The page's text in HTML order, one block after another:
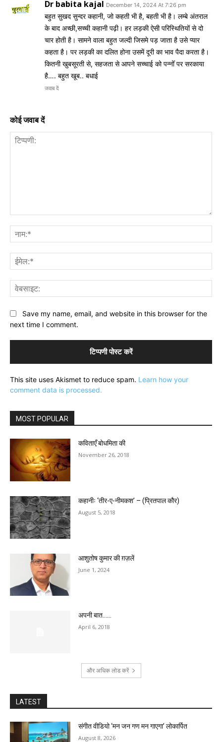
Dr babita kajal December 14, 2024 At 7:26 pm
बहुत सुखद सुन्दर कहानी, जो कहती भी है, बहती भी है। लम्बे अंतराल
के बाद अच्छी,सच्ची कहानी पढ़ी। हर लड़की ऐसी परिस्थितियों से दो
चार होती है। सामने वाला बहुत जल्दी जिसमे पड़ जाता है उसे प्यार
कहता है। पर लड़की का दलित होना उसमें दूरी का भाव पैदा करता है।
कितनी खुबसूरती से, सहजता से आपने सच्चाई को पन्नोँ पर सरकाया
है…. बहुत खूब.. बधाई
जवाब दें
कोई जवाब दें
Save my name, email, and website in this browser for the
next time I comment.
This site uses Akismet to reduce spam. Learn how your
comment data is processed.
MOST POPULAR
कविताएँ बोधमिता की
November 26, 2018
कहानीः ‘तीर-ए-नीमकश’ – (प्रितपाल कौर)
August 5, 2018
आशुतोष कुमार की ग़ज़लें
June 1, 2024
अपनी बात……
April 6, 2018
और अधिक लोड करें
LATEST
संगीत वीडियो ‘मन जन गण मन गाएगा’ लोकार्पित
August 8, 2026